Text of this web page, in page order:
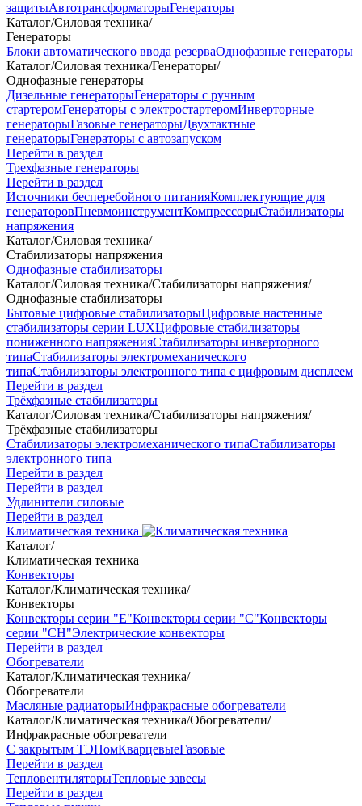
защитыАвтотрансформаторыГенераторы
Каталог/Силовая техника/
Генераторы
Блоки автоматического ввода резерваОднофазные генераторы
Каталог/Силовая техника/Генераторы/
Однофазные генераторы
Дизельные генераторыГенераторы с ручным
стартеромГенераторы с электростартеромИнверторные
генераторыГазовые генераторыДвухтактные
генераторыГенераторы с автозапуском
Перейти в раздел
Трехфазные генераторы
Перейти в раздел
Источники бесперебойного питанияКомплектующие для
генераторовПневмоинструментКомпрессорыСтабилизаторы
напряжения
Каталог/Силовая техника/
Стабилизаторы напряжения
Однофазные стабилизаторы
Каталог/Силовая техника/Стабилизаторы напряжения/
Однофазные стабилизаторы
Бытовые цифровые стабилизаторыЦифровые настенные
стабилизаторы серии LUXЦифровые стабилизаторы
пониженного напряженияСтабилизаторы инверторного
типаСтабилизаторы электромеханического
типаСтабилизаторы электронного типа с цифровым дисплеем
Перейти в раздел
Трёхфазные стабилизаторы
Каталог/Силовая техника/Стабилизаторы напряжения/
Трёхфазные стабилизаторы
Стабилизаторы электромеханического типаСтабилизаторы
электронного типа
Перейти в раздел
Перейти в раздел
Удлинители силовые
Перейти в раздел
Климатическая техника
Каталог/
Климатическая техника
Конвекторы
Каталог/Климатическая техника/
Конвекторы
Конвекторы серии "Е"Конвекторы серии "С"Конвекторы
серии "СН"Электрические конвекторы
Перейти в раздел
Обогреватели
Каталог/Климатическая техника/
Обогреватели
Масляные радиаторыИнфракрасные обогреватели
Каталог/Климатическая техника/Обогреватели/
Инфракрасные обогреватели
С закрытым ТЭНомКварцевыеГазовые
Перейти в раздел
ТепловентиляторыТепловые завесы
Перейти в раздел